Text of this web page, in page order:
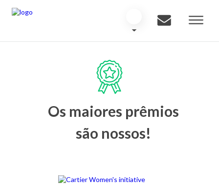
Os maiores prêmios
são nossos!